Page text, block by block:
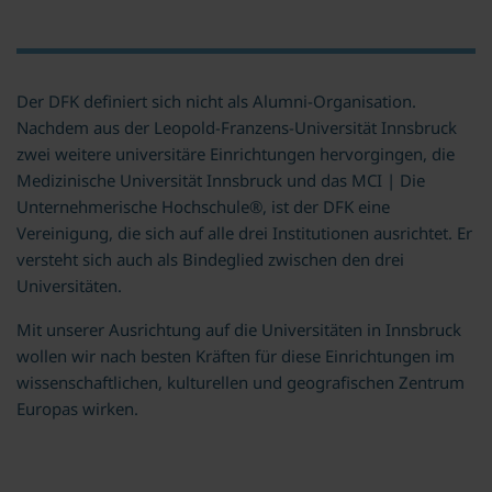
Der DFK definiert sich nicht als Alumni-Organisation.
Nachdem aus der Leopold-Franzens-Universität Innsbruck
zwei weitere universitäre Einrichtungen hervorgingen, die
Medizinische Universität Innsbruck und das MCI | Die
Unternehmerische Hochschule®, ist der DFK eine
Vereinigung, die sich auf alle drei Institutionen ausrichtet. Er
versteht sich auch als Bindeglied zwischen den drei
Universitäten.
Mit unserer Ausrichtung auf die Universitäten in Innsbruck
wollen wir nach besten Kräften für diese Einrichtungen im
wissenschaftlichen, kulturellen und geografischen Zentrum
Europas wirken.